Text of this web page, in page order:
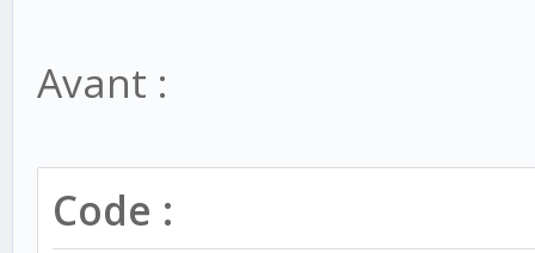
2.1/creme/crudity/
fetch
Avant :
Code :